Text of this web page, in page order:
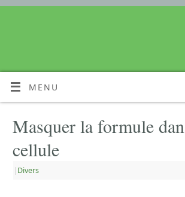
MENU
Masquer la formule
cellule
| Divers